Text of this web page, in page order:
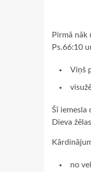
Pirmā
Ps.66:10
Viņš
Šī iemesla
Dieva
no